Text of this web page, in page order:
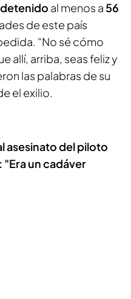
detenido al menos a 56
de este país
“No sé cómo
allí, arriba, seas feliz y
las palabras de su
el exilio.
asesinato del piloto
un cadáver